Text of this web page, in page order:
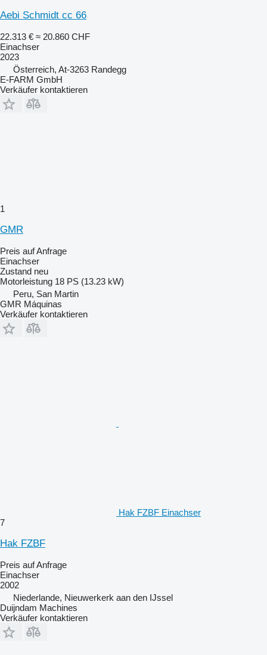
Aebi Schmidt cc 66
22.313 € ≈ 20.860 CHF
Einachser
2023
Österreich, At-3263 Randegg
E-FARM GmbH
Verkäufer kontaktieren
1
GMR
Preis auf Anfrage
Einachser
Zustand neu
Motorleistung 18 PS (13.23 kW)
Peru, San Martin
GMR Máquinas
Verkäufer kontaktieren
Hak FZBF Einachser
7
Hak FZBF
Preis auf Anfrage
Einachser
2002
Niederlande, Nieuwerkerk aan den IJssel
Duijndam Machines
Verkäufer kontaktieren